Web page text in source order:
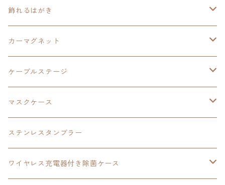
ダブルアクリルキーチェーン
カードサイズスピーカー
イースⅩ
東亰ザナドゥeX+
極厚アクリルキーチェーン
オーロラアクリルスタンド
イースvs空の軌跡
軌跡シリーズ20周年
界の軌跡
アクリルマグネット
空の軌跡1st
黎の軌跡Ⅱ
空の軌跡1st
界の軌跡
ウルトラマン
タツノコプロ
ドラえもん
創の軌跡
黎の軌跡
黎の軌跡Ⅱ
界の軌跡
碧の軌跡：改
創の軌跡
閃の軌跡
閃の軌跡Ⅳ
零の軌跡：改
碧の軌跡：改
創の軌跡
40周年記念
置くだけスピーカー
碧の軌跡：改
創の軌跡
バイブレーションスピーカー
軌跡シリーズ15周年
創の軌跡
飾れるはがき
閃の軌跡Ⅳ
イースⅨ
創の軌跡
カーマグネット
軌跡シリーズ
ケーブルステージ
閃の軌跡Ⅲ
創の軌跡
マスクケース
創の軌跡
ステンレスタンブラー
ワイヤレス充電器付き除菌ケース